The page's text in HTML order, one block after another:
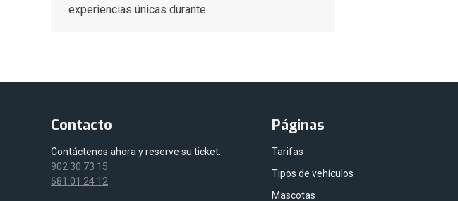
experiencias únicas durante…
Contacto
Contáctenos ahora y reserve su ticket:
902 30 73 15
681 01 24 12
Páginas
Tarifas
Tipos de vehículos
Mascotas